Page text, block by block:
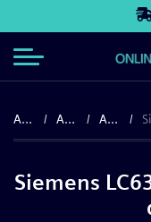
Anasayfa Ankastre Ankastre Davlumbazlar
Siemens